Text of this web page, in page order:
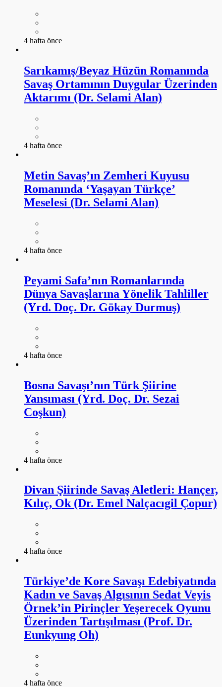
4 hafta önce
Sarıkamış/Beyaz Hüzün Romanında
Savaş Ortamının Duygular Üzerinden
Aktarımı (Dr. Selami Alan)
4 hafta önce
Metin Savaş’ın Zemheri Kuyusu
Romanında ‘Yaşayan Türkçe’
Meselesi (Dr. Selami Alan)
4 hafta önce
Peyami Safa’nın Romanlarında
Dünya Savaşlarına Yönelik Tahliller
(Yrd. Doç. Dr. Gökay Durmuş)
4 hafta önce
Bosna Savaşı’nın Türk Şiirine
Yansıması (Yrd. Doç. Dr. Sezai
Coşkun)
4 hafta önce
Divan Şiirinde Savaş Aletleri: Hançer,
Kılıç, Ok (Dr. Emel Nalçacıgil Çopur)
4 hafta önce
Türkiye’de Kore Savaşı Edebiyatında
Kadın ve Savaş Algısının Sedat Veyis
Örnek’in Pirinçler Yeşerecek Oyunu
Üzerinden Tartışılması (Prof. Dr.
Eunkyung Oh)
4 hafta önce